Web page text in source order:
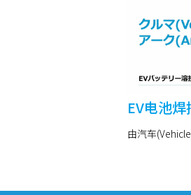
EV电池
由汽车